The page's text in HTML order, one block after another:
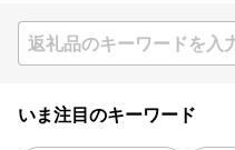
いま注目のキーワード